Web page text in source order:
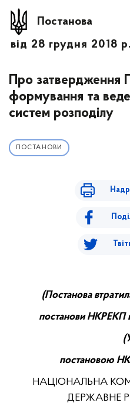
Постанова
від 28 грудня 2018
Про затвердження
формування та
систем розподілу
ПОСТАНОВИ
(Постанова
постанови НКРЕКП
постановою
НАЦІОНАЛЬНА
ДЕРЖАВНЕ